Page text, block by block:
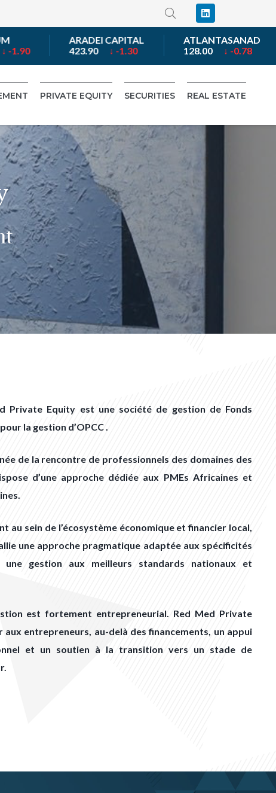
ARADEI CAPITAL
423.90
↓ -1.30
ATLANTASANAD
↓ -0.78
PRIVATE EQUITY SECURITIES REAL ESTATE
Private Equity est une société de gestion de Fonds
la gestion d’OPCC .
de la rencontre de professionnels des domaines des
d’une approche dédiée aux PMEs Africaines et
au sein de l’écosystème économique et financier local,
une approche pragmatique adaptée aux spécificités
une gestion aux meilleurs standards nationaux et
est fortement entrepreneurial. Red Med Private
entrepreneurs, au-delà des financements, un appui
et un soutien à la transition vers un stade de